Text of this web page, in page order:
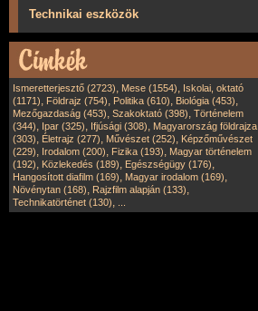
Technikai eszközök
Ismeretterjesztő (2723), Mese (1554), Iskolai, oktató
(1171), Földrajz (754), Politika (610), Biológia (453),
Mezőgazdaság (453), Szakoktató (398), Történelem
(344), Ipar (325), Ifjúsági (308), Magyarország földrajza
(303), Életrajz (277), Művészet (252), Képzőművészet
(229), Irodalom (200), Fizika (193), Magyar történelem
(192), Közlekedés (189), Egészségügy (176),
Hangosított diafilm (169), Magyar irodalom (169),
Növénytan (168), Rajzfilm alapján (133),
Technikatörténet (130),